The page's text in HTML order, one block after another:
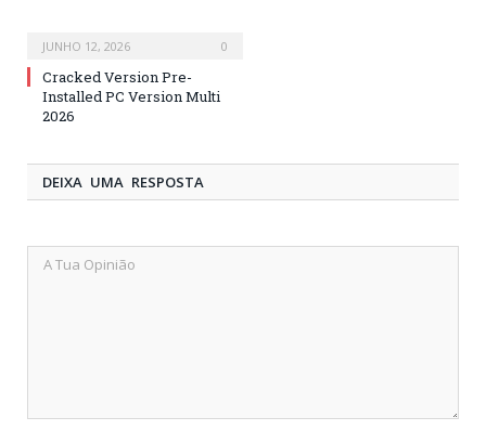
JUNHO 12, 2026 0
Cracked Version Pre-
Installed PC Version Multi
2026
DEIXA UMA RESPOSTA